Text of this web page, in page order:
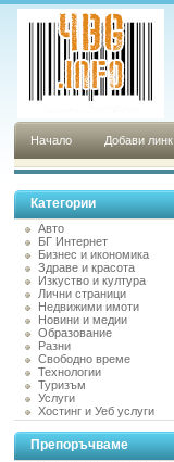
Начало Добави линк
Категории
Авто
БГ Интернет
Бизнес и икономика
Здраве и красота
Изкуство и култура
Лични страници
Недвижими имоти
Новини и медии
Образование
Разни
Свободно време
Технологии
Туризъм
Услуги
Хостинг и Уеб услуги
Препоръчваме